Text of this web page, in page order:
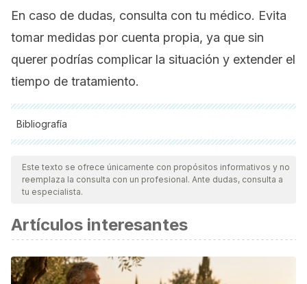
En caso de dudas, consulta con tu médico. Evita
tomar medidas por cuenta propia, ya que sin
querer podrías complicar la situación y extender el
tiempo de tratamiento.
Bibliografía
Todas las fuentes citadas fueron revisadas a profundidad por
nuestro equipo, para asegurar su calidad, confiabilidad,
vigencia y validez.La bibliografía de este artículo fue
científica.
Biblioteca Nacional de Medicina de los EE. UU.Perforación
gastrointestinal,
2018.[Internet]. (Consultado el
23/10/2018). Disponible
Este texto se ofrece únicamente con propósitos informativos y no
reemplaza la consulta con un profesional. Ante dudas, consulta a
tu especialista.
Artículos interesantes